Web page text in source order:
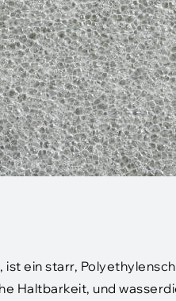
ein starr,
Haltbarkeit, und